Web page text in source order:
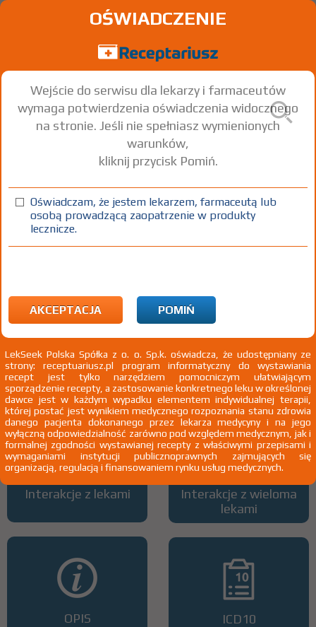
Hydrocortisonum Jelfa
Hydrocortisone acetate
krem 10 mg/g 1 tuba 15 g Na skórę
100%
Wszystkie dawki leku
Interakcje z lekami
OPIS
ATC
Interakcje z wieloma
lekami
ICD10
OŚWIADCZENIE
Wejście do serwisu dla lekarzy i farmaceutów
wymaga potwierdzenia oświadczenia widocznego
na stronie. Jeśli nie spełniasz wymienionych
warunków,
kliknij przycisk Pomiń.
Oświadczam, że jestem lekarzem, farmaceutą lub
osobą prowadzącą zaopatrzenie w produkty
lecznicze.
AKCEPTACJA POMIŃ
LekSeek Polska Spółka z o. o. Sp.k. oświadcza, że udostępniany ze
strony: receptuariusz.pl program informatyczny do wystawiania
recept jest tylko narzędziem pomocniczym ułatwiającym
sporządzenie recepty, a zastosowanie konkretnego leku w określonej
dawce jest w każdym wypadku elementem indywidualnej terapii,
której postać jest wynikiem medycznego rozpoznania stanu zdrowia
danego pacjenta dokonanego przez lekarza medycyny i na jego
wyłączną odpowiedzialność zarówno pod względem medycznym, jak i
formalnej zgodności wystawianej recepty z właściwymi przepisami i
wymaganiami instytucji publicznoprawnych zajmujących się
organizacją, regulacją i finansowaniem rynku usług medycznych.